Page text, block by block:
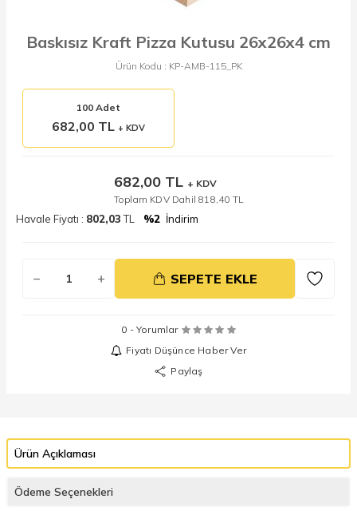
Baskısız Kraft Pizza Kutusu 26x26x4 cm
Ürün Kodu : KP-AMB-115_PK
100 Adet
682,00 TL + KDV
682,00TL + KDV
Toplam KDV Dahil818,40 TL
Havale Fiyatı : 802,03TL %2 İndirim
SEPETE EKLE
0 - Yorumlar
Fiyatı Düşünce Haber Ver
Paylaş
Ürün Açıklaması
Ödeme Seçenekleri